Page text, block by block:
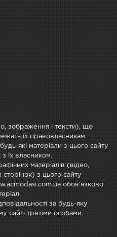
зображення і тексти), що
їх правовласникам.
які матеріали з цього сайту
їх власником.
матеріалів (відео,
з цього сайту
обов'язково
за будь-яку
сайті третіми особами.